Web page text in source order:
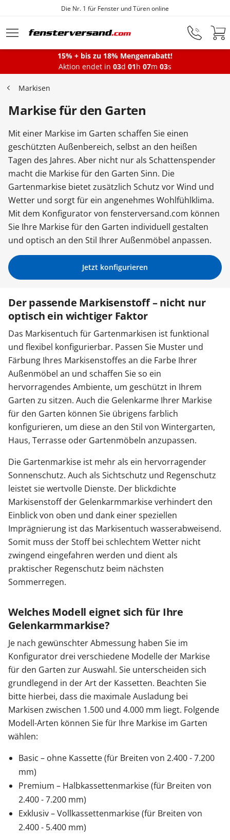
Zum Hauptinhalt springen
Die Nr. 1 für Fenster und Türen online
Montageservice
Fenster
Balkontüren
Terrassentüren
Haustüren
Sonnenschutz
Zäune & Tore
Garagentore
Carports
Anmelden / Registrieren
Kontakt / Hilfe
15% + bis zu 18% Mengenrabatt!
Aktion endet in 03d 01h 07m 03s
Markisen
Markise für den Garten
Mit einer Markise im Garten schaffen Sie einen
geschützten Außenbereich, selbst an den heißen
Tagen des Jahres. Aber nicht nur als Schattenspender
macht die Markise für den Garten Sinn. Die
Gartenmarkise bietet zusätzlich Schutz vor Wind und
Wetter und sorgt für ein angenehmes Wohlfühlklima.
Mit dem Konfigurator von fensterversand.com können
Sie Ihre Markise für den Garten individuell gestalten
und optisch an den Stil Ihrer Außenmöbel anpassen.
Jetzt konfigurieren
Der passende Markisenstoff – nicht nur
optisch ein wichtiger Faktor
Das Markisentuch für Gartenmarkisen ist funktional
und flexibel konfigurierbar. Passen Sie Muster und
Färbung Ihres Markisenstoffes an die Farbe Ihrer
Außenmöbel an und schaffen Sie so ein
hervorragendes Ambiente, um geschützt in Ihrem
Garten zu sitzen. Auch die Gelenkarme Ihrer Markise
für den Garten können Sie übrigens farblich
konfigurieren, um diese an den Stil von Wintergarten,
Haus, Terrasse oder Gartenmöbeln anzupassen.
Die Gartenmarkise ist mehr als ein hervorragender
Sonnenschutz. Auch als Sichtschutz und Regenschutz
leistet sie wertvolle Dienste. Der blickdichte
Markisenstoff der Gelenkarmmarkise verhindert den
Einblick von oben und dank einer speziellen
Imprägnierung ist das Markisentuch wasserabweisend.
Somit muss der Stoff bei schlechtem Wetter nicht
zwingend eingefahren werden und dient als
praktischer Regenschutz beim nächsten
Sommerregen.
Welches Modell eignet sich für Ihre
Gelenkarmmarkise?
Je nach gewünschter Abmessung haben Sie im
Konfigurator drei verschiedene Modelle der Markise
für den Garten zur Auswahl. Sie unterscheiden sich
grundlegend in der Art der Kassetten. Beachten Sie
bitte hierbei, dass die maximale Ausladung bei
Markisen zwischen 1.500 und 4.000 mm liegt. Folgende
Modell-Arten können Sie für Ihre Markise im Garten
wählen:
Basic – ohne Kassette (für Breiten von 2.400 - 7.200
mm)
Premium – Halbkassettenmarkise (für Breiten von
2.400 - 7.200 mm)
Exklusiv – Vollkassettenmarkise (für Breiten von
2.400 - 5.400 mm)